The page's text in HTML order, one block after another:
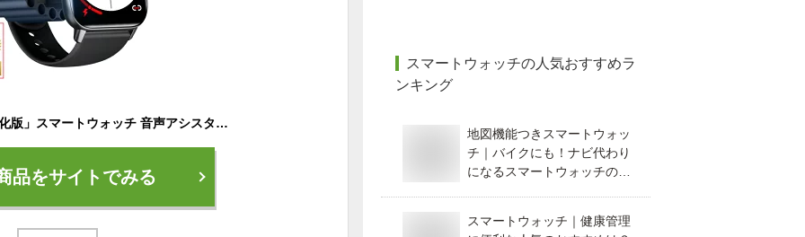
「楽天1位」「最新進化版」スマートウォッチ 音声アシスタント 通話機能付き 1.95インチ大画面 皮膚温変動測定 IP68防水 心拍計 歩数計 血中酸素 GPS連携 レディース メンズ 腕時計 音楽再生 睡眠検測 腕 iphone 対応 android 対応
品をサイトでみる
スマートウォッチの人気おすすめラ
ンキング
地図機能つきスマートウォッ
チ｜バイクにも！ナビ代わり
になるスマートウォッチのお
スマートウォッチ｜健康管理